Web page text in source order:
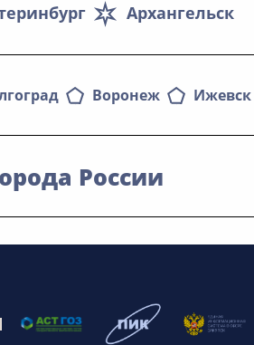
Архангельск
Воронеж Ижевск
России